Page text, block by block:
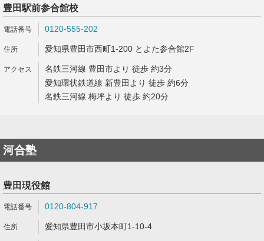
豊田駅前参合館校
0120-555-202
愛知県豊田市西町1-200 とよた参合館2F
名鉄三河線 豊田市より 徒歩 約3分
愛知環状鉄道線 新豊田より 徒歩 約6分
名鉄三河線 梅坪より 徒歩 約20分
河合塾
豊田現役館
0120-804-917
愛知県豊田市小坂本町1-10-4